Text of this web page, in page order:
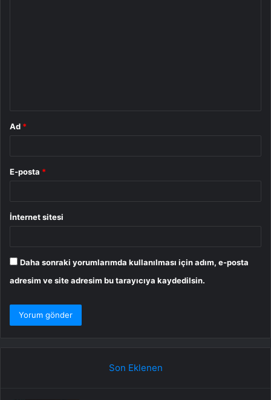
Ad *
E-posta *
İnternet sitesi
Daha sonraki yorumlarımda kullanılması için adım, e-posta
adresim ve site adresim bu tarayıcıya kaydedilsin.
Son Eklenen